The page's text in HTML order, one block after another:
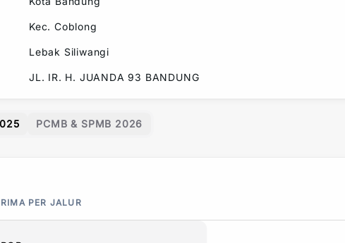
Kec. Coblong
Lebak Siliwangi
JL. IR. H. JUANDA 93 BANDUNG
PCMB & SPMB 2026
PER JALUR